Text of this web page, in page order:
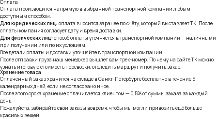
Оплата
Оплата производится напрямую в выбранной транспортной компании любым
доступным способом.
Для юридических лиц: оплата вносится заранее по счёту, который выставляет ТК. После
оплаты компания согласует дату и время доставки.
Для физических лиц: способ оплаты уточняется в транспортной компании — наличными
при получении или по их условиям.
Все детали оплаты и доставки уточняйте в транспортной компании.
После отправки груза наш менеджер вышлет вам трек-номер. По нему на сайте ТК можно
узнать итоговую стоимость перевозки, отследить маршрут и получить заказ.
Хранение товара
Оплаченный заказ хранится на складе в Санкт-Петербурге бесплатно в течение 5
календарных дней, если не согласовано иное.
После этого срока хранение оплачивается клиентом — 0,5% от суммы заказа за каждый
день.
Пожалуйста, забирайте свои заказы вовремя, чтобы мы могли привозить ещё больше
красивых вещей!